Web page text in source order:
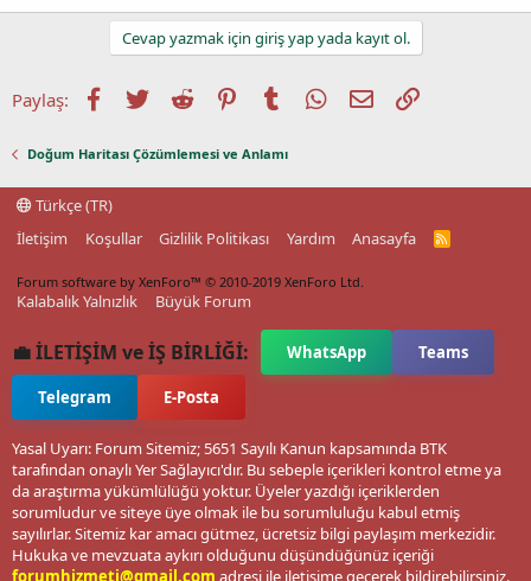
Cevap yazmak için giriş yap yada kayıt ol.
Paylaş: Facebook
TwitterReddit PinterestTumblrWhatsApp
E-postaLink
Doğum Haritası Çözümlemesi ve Anlamı
Türkçe (TR)
İletişim
Koşullar Gizlilik Politikası Yardım Anasayfa
R
Forum software by XenForo™ © 2010-2019 XenForo Ltd.
Kalabalık Yalnızlık Büyük Forum
💼 İLETİŞİM ve İŞ BİRLİĞİ: WhatsApp Teams
Telegram E-Posta
Yasal Uyarı: Forum Sitemiz; 5651 Sayılı Kanun kapsamında BTK
tarafından onaylı Yer Sağlayıcı'dır. Bu sebeple içerikleri kontrol etme ya
da araştırma yükümlülüğü yoktur. Üyeler yazdığı içeriklerden
sorumludur ve siteye üye olmak ile bu sorumluluğu kabul etmiş
sayılırlar. Sitemiz kar amacı gütmez, ücretsiz bilgi paylaşım merkezidir.
Hukuka ve mevzuata aykırı olduğunu düşündüğünüz içeriği
forumhizmeti@gmail.com adresi ile iletişime geçerek bildirebilirsiniz.